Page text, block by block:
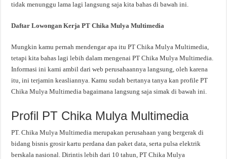
tidak menunggu lama lagi langsung saja kita bahas di bawah ini.
Daftar Lowongan Kerja PT Chika Mulya Multimedia
Mungkin kamu pernah mendengar apa itu PT Chika Mulya Multimedia,
tetapi kita bahas lagi lebih dalam mengenai PT Chika Mulya Multimedia.
Informasi ini kami ambil dari web perusahaannya langsung, oleh karena
itu, ini terjamin keasliannya. Kamu sudah bertanya tanya kan profile PT
Chika Mulya Multimedia bagaimana langsung saja simak di bawah ini.
Profil PT Chika Mulya Multimedia
PT. Chika Mulya Multimedia merupakan perusahaan yang bergerak di
bidang bisnis grosir kartu perdana dan paket data, serta pulsa elektrik
berskala nasional. Dirintis lebih dari 10 tahun, PT Chika Mulya